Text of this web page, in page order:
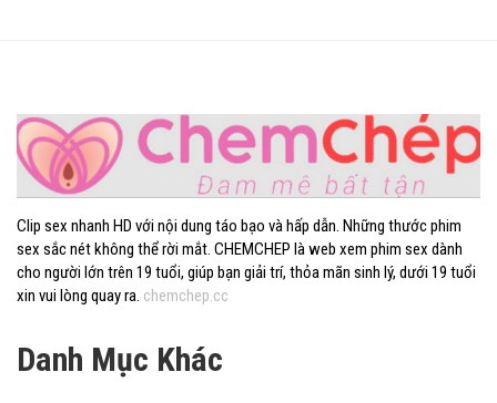
Clip sex nhanh HD với nội dung táo bạo và hấp dẫn. Những thước phim
sex sắc nét không thể rời mắt. CHEMCHEP là web xem phim sex dành
cho người lớn trên 19 tuổi, giúp bạn giải trí, thỏa mãn sinh lý, dưới 19 tuổi
xin vui lòng quay ra. chemchep.cc
Danh Mục Khác